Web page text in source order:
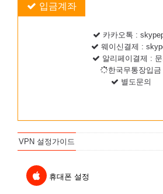
입금계좌
카카오톡 :
웨이신결제 :
알리페이결제 : 문
한국무통장입금
별도문의
VPN 설정가이드
휴대폰 설정